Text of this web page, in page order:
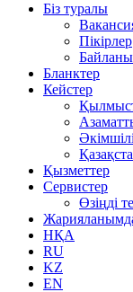
Біз туралы
Пікірлер
Бланктер
Кейстер
Қызметтер
Сервистер
Өзіңді
НҚА
RU
KZ
EN